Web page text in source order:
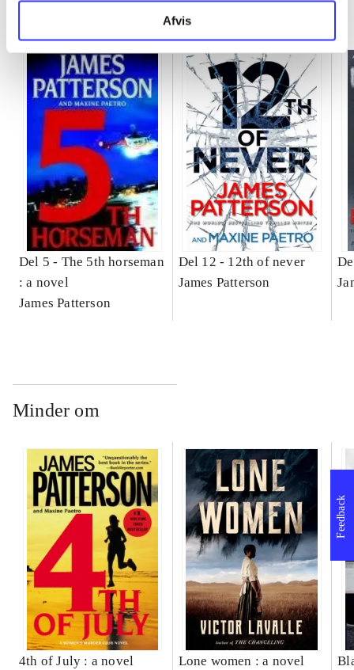
Afvis
Del 5 - The 5th horseman
: a novel
James Patterson
Del 12 - 12th of never
James Patterson
Minder om
4th of July : a novel
Lone women : a novel
Feedback